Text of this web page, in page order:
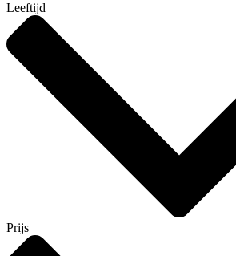
Leeftijd
Prijs